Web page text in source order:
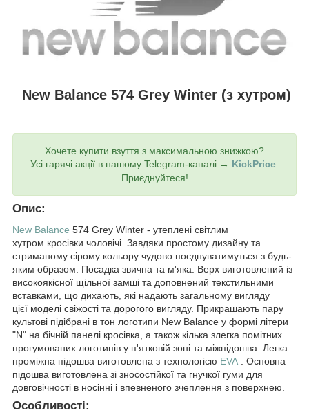
New Balance 574 Grey Winter (з хутром)
Хочете купити взуття з максимальною знижкою?
Усі гарячі акції в нашому Telegram-каналі → KickPrice.
Приєднуйтеся!
Опис:
New Balance 574 Grey Winter - утеплені світлим
хутром кросівки чоловічі. Завдяки простому дизайну та
стриманому сірому кольору чудово поєднуватимуться з будь-
яким образом. Посадка звична та м'яка. Верх виготовлений із
високоякісної щільної замші та доповнений текстильними
вставками, що дихають, які надають загальному вигляду
цієї моделі свіжості та дорогого вигляду. Прикрашають пару
культові підібрані в тон логотипи New Balance у формі літери
"N" на бічній панелі кросівка, а також кілька злегка помітних
прогумованих логотипів у п'ятковій зоні та міжпідошва. Легка
проміжна підошва виготовлена з технологією EVA . Основна
підошва виготовлена зі зносостійкої та гнучкої гуми для
довговічності в носінні і впевненого зчеплення з поверхнею.
Особливості: